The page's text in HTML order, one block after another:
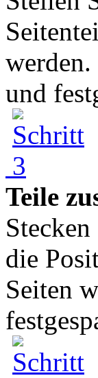
und
Teile
die
Seiten